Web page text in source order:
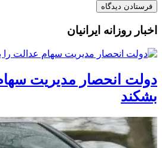
اخبار روزانه ایرانیان
دولت انحصار مدیریت
بشکند